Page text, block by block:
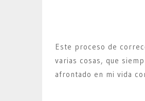
Este proceso de
varias cosas, que
afrontado en mi vida